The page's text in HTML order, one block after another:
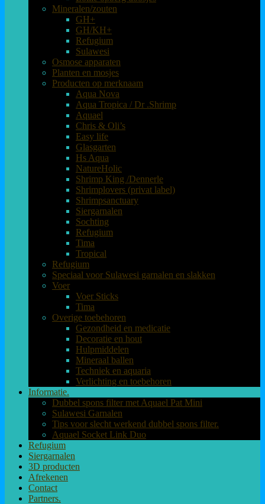
Mineralen/zouten
GH+
GH/KH+
Refugium
Sulawesi
Osmose apparaten
Planten en mosjes
Producten op merknaam
Aqua Nova
Aqua Tropica / Dr .Shrimp
Aquael
Chris & Oli’s
Easy life
Glasgarten
Hs Aqua
NatureHolic
Shrimp King /Dennerle
Shrimplovers (privat label)
Shrimpsanctuary
Siergarnalen
Sochting
Refugium
Tima
Tropical
Refugium
Speciaal voor Sulawesi garnalen en slakken
Voer
Voer Sticks
Tima
Overige toebehoren
Gezondheid en medicatie
Decoratie en hout
Hulpmiddelen
Mineraal ballen
Techniek en aquaria
Verlichting en toebehoren
Informatie.
Dubbel spons filter met Aquael Pat Mini
Sulawesi Garnalen
Tips voor slecht werkend dubbel spons filter.
Aquael Socket Link Duo
Refugium
Siergarnalen
3D producten
Afrekenen
Contact
Partners.